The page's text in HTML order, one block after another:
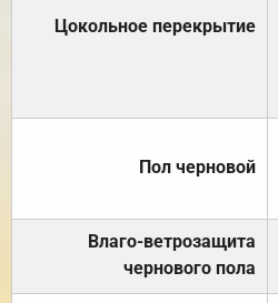
Цокольное перекрытие
Пол черновой
Влаго-ветрозащита
чернового пола